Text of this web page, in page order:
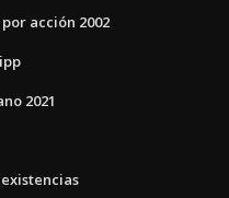
acción 2002
2021